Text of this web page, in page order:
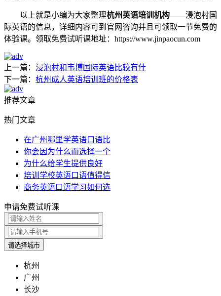
以上就是小编为大家整理杭州英语培训机构——浸泡村国
际英语的信息，详细内容可到官网咨询并且可领取一节免费的
体验课。领取免费试听课地址：https://www.jinpaocun.com
上一篇： ​浸泡村和韦博国际英语比较有什
下一篇： 杭州成人英语培训班的价格表
推荐文章
热门文章
在广州哪里学英语口语比
你会因为什么而选择一个
​为什么给学生提供良好
培训学校英语口语值得信
商务英语口语学习如何选
申请免费试听课
请选择城市
杭州
广州
长沙